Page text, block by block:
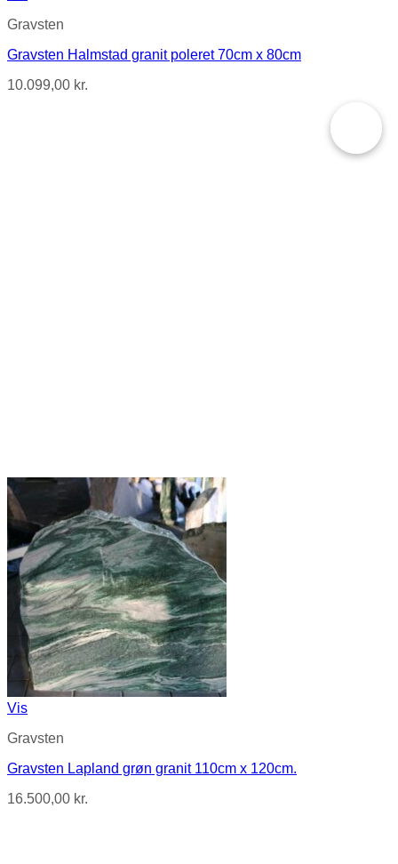
Gravsten
Gravsten Halmstad granit poleret 70cm x 80cm
10.099,00 kr.
Vis
Gravsten
Gravsten Lapland grøn granit 110cm x 120cm.
16.500,00 kr.